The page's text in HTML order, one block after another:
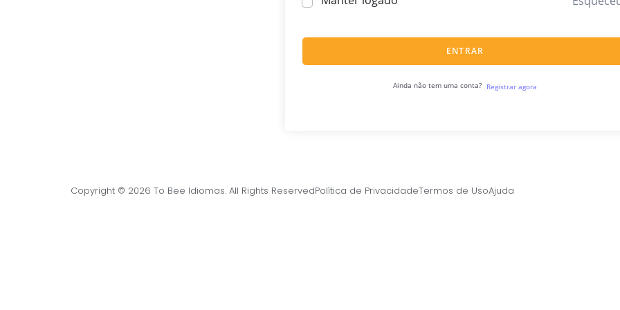
ENTRAR
Ainda não tem uma conta? Registrar agora
Copyright © 2026 To Bee Idiomas. All Rights ReservedPolítica de PrivacidadeTermos de UsoAjuda